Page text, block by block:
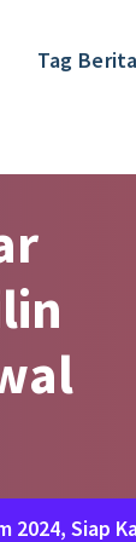
Tag Berita
2024, Siap